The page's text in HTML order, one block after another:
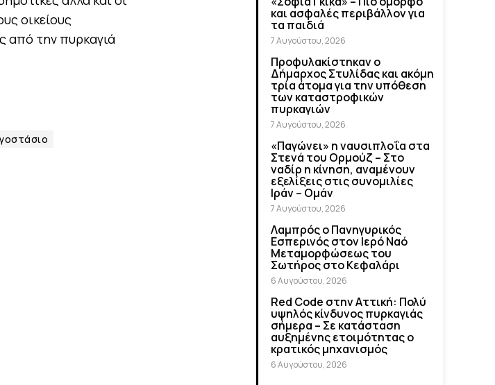
οικείους
από την πυρκαγιά
και ασφαλές περιβάλλον για
τα παιδιά
7 Αυγούστου, 2026
Προφυλακίστηκαν ο
Δήμαρχος Στυλίδας και ακόμη
τρία άτομα για την υπόθεση
των καταστροφικών
πυρκαγιών
7 Αυγούστου, 2026
«Παγώνει» η ναυσιπλοΐα στα
Στενά του Ορμούζ – Στο
ναδίρ η κίνηση, αναμένουν
εξελίξεις στις συνομιλίες
Ιράν – Ομάν
7 Αυγούστου, 2026
Λαμπρός ο Πανηγυρικός
Εσπερινός στον Ιερό Ναό
Μεταμορφώσεως του
Σωτήρος στο Κεφαλάρι
6 Αυγούστου, 2026
Red Code στην Αττική: Πολύ
υψηλός κίνδυνος πυρκαγιάς
σήμερα – Σε κατάσταση
αυξημένης ετοιμότητας ο
κρατικός μηχανισμός
6 Αυγούστου, 2026